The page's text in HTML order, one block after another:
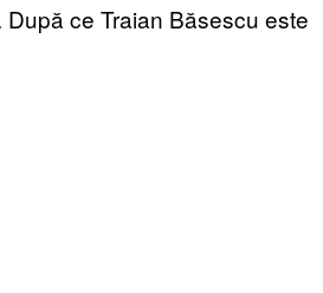
ce Traian Băsescu este